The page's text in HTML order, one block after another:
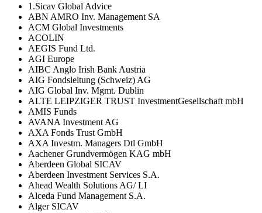
1.Sicav Global Advice
ABN AMRO Inv. Management SA
ACM Global Investments
ACOLIN
AEGIS Fund Ltd.
AGI Europe
AIBC Anglo Irish Bank Austria
AIG Fondsleitung (Schweiz) AG
AIG Global Inv. Mgmt. Dublin
ALTE LEIPZIGER TRUST InvestmentGesellschaft mbH
AMIS Funds
AVANA Investment AG
AXA Fonds Trust GmbH
AXA Investm. Managers Dtl GmbH
Aachener Grundvermögen KAG mbH
Aberdeen Global SICAV
Aberdeen Investment Services S.A.
Ahead Wealth Solutions AG/ LI
Alceda Fund Management S.A.
Alger SICAV